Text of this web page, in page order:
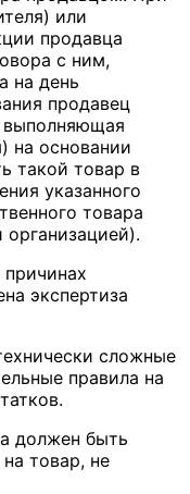
или
продавца
с ним,
на день
продавец
выполняющая
на основании
такой товар в
указанного
товара
организацией).
экспертиза
сложные
правила на
должен быть
товар, не